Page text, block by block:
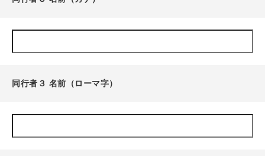
同行者３ 名前（ローマ字）